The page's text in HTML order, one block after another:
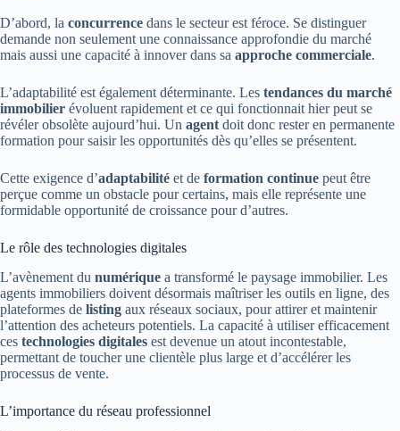
D’abord, la concurrence dans le secteur est féroce. Se distinguer
demande non seulement une connaissance approfondie du marché
mais aussi une capacité à innover dans sa approche commerciale.
L’adaptabilité est également déterminante. Les tendances du marché
immobilier évoluent rapidement et ce qui fonctionnait hier peut se
révéler obsolète aujourd’hui. Un agent doit donc rester en permanente
formation pour saisir les opportunités dès qu’elles se présentent.
Cette exigence d’adaptabilité et de formation continue peut être
perçue comme un obstacle pour certains, mais elle représente une
formidable opportunité de croissance pour d’autres.
Le rôle des technologies digitales
L’avènement du numérique a transformé le paysage immobilier. Les
agents immobiliers doivent désormais maîtriser les outils en ligne, des
plateformes de listing aux réseaux sociaux, pour attirer et maintenir
l’attention des acheteurs potentiels. La capacité à utiliser efficacement
ces technologies digitales est devenue un atout incontestable,
permettant de toucher une clientèle plus large et d’accélérer les
processus de vente.
L’importance du réseau professionnel